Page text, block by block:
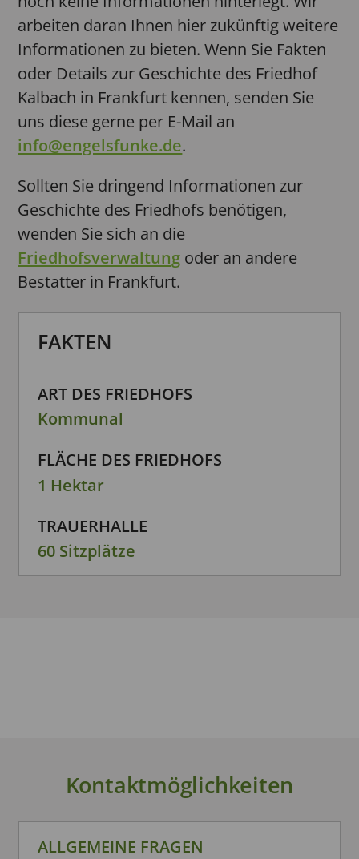
arbeiten daran Ihnen hier zukünftig weitere
Informationen zu bieten. Wenn Sie Fakten
oder Details zur Geschichte des Friedhof
Kalbach in Frankfurt kennen, senden Sie
uns diese gerne per E-Mail an
info@engelsfunke.de.
Sollten Sie dringend Informationen zur
Geschichte des Friedhofs benötigen,
wenden Sie sich an die
Friedhofsverwaltung oder an andere
Bestatter in Frankfurt.
FAKTEN
ART DES FRIEDHOFS
Kommunal
FLÄCHE DES FRIEDHOFS
1 Hektar
TRAUERHALLE
60 Sitzplätze
Kontaktmöglichkeiten
ALLGEMEINE FRAGEN